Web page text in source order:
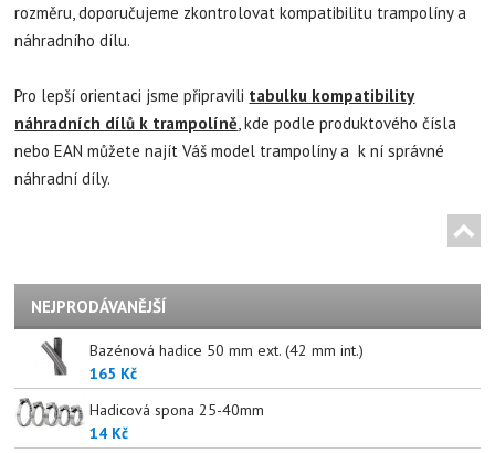
rozměru, doporučujeme zkontrolovat kompatibilitu trampolíny a
náhradního dílu.
Pro lepší orientaci jsme připravili tabulku kompatibility
náhradních dílů k trampolíně , kde podle produktového čísla
nebo EAN můžete najít Váš model trampolíny a k ní správné
náhradní díly.
NEJPRODÁVANĚJŠÍ
Bazénová hadice 50 mm ext. (42 mm int.)
165 Kč
Hadicová spona 25-40mm
14 Kč